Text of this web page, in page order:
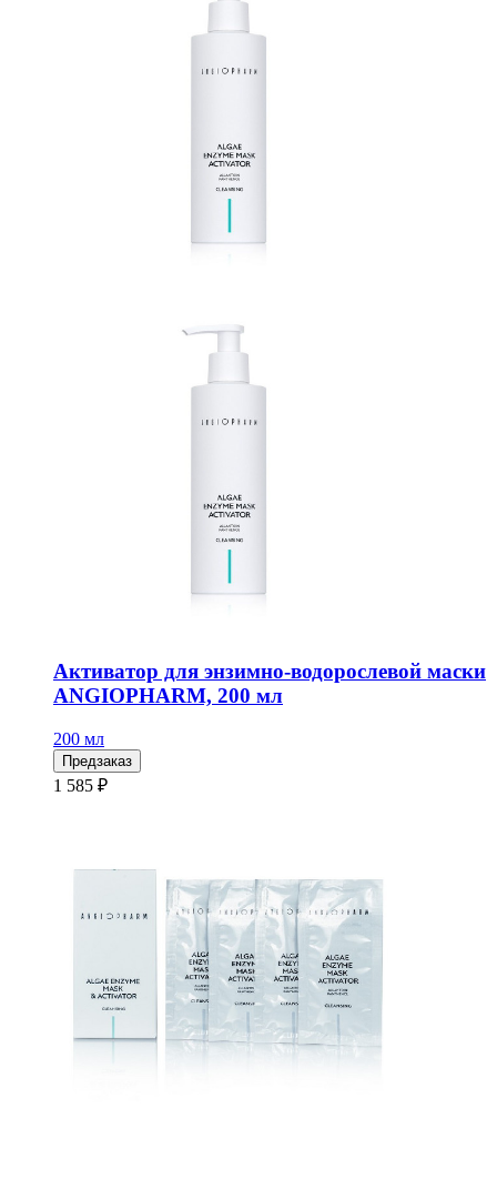
Активатор для энзимно-водорослевой маски
ANGIOPHARM, 200 мл
200 мл
Предзаказ
1 585 ₽